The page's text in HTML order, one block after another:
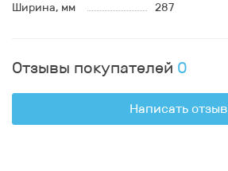
Ширина, мм 287
Отзывы покупателей 0
Написать отзыв